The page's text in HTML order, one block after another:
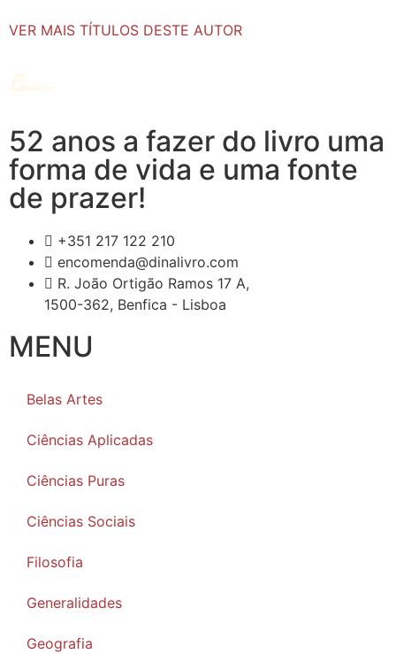
VER MAIS TÍTULOS DESTE AUTOR
52 anos a fazer do livro uma
forma de vida e uma fonte
de prazer!
+351 217 122 210
encomenda@dinalivro.com
R. João Ortigão Ramos 17 A,
1500-362, Benfica - Lisboa
MENU
Belas Artes
Ciências Aplicadas
Ciências Puras
Ciências Sociais
Filosofia
Generalidades
Geografia